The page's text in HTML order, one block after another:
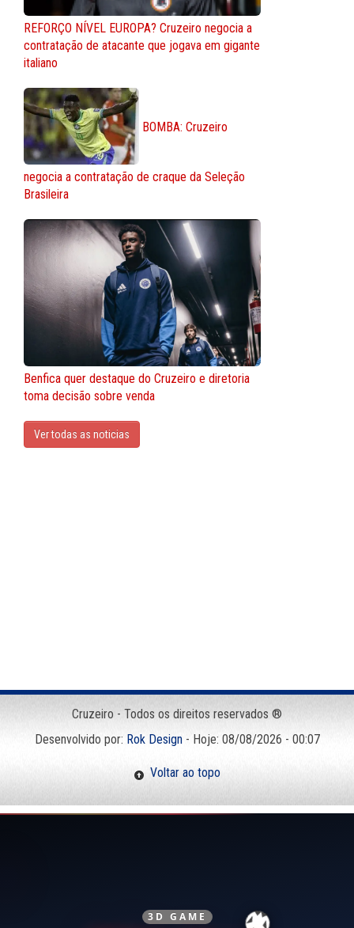
REFORÇO NÍVEL EUROPA? Cruzeiro negocia a
contratação de atacante que jogava em gigante
italiano
BOMBA: Cruzeiro
negocia a contratação de craque da Seleção
Brasileira
Benfica quer destaque do Cruzeiro e diretoria
toma decisão sobre venda
Ver todas as noticias
Cruzeiro - Todos os direitos reservados ®
Desenvolvido por: Rok Design- Hoje: 08/08/2026 - 00:07
Voltar ao topo
3D GAME